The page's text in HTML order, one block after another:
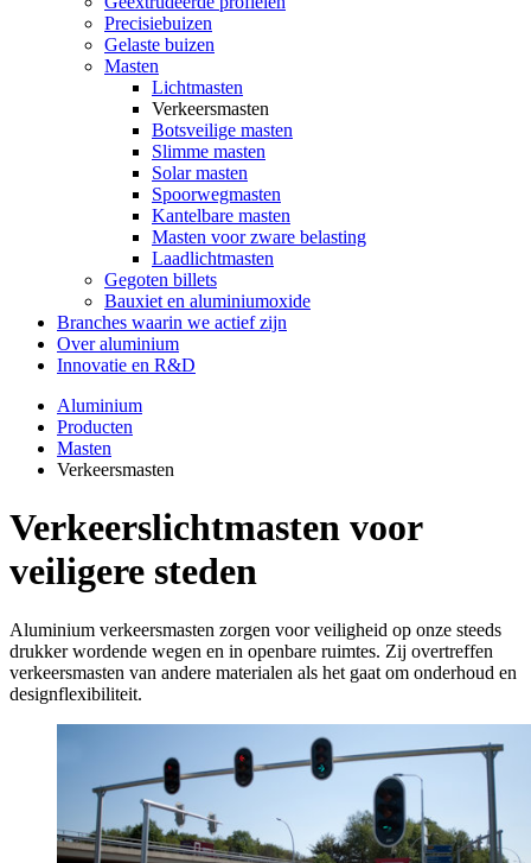
Precisiebuizen
Gelaste buizen
Masten
Lichtmasten
Verkeersmasten
Botsveilige masten
Slimme masten
Solar masten
Spoorwegmasten
Kantelbare masten
Masten voor zware belasting
Laadlichtmasten
Gegoten billets
Bauxiet en aluminiumoxide
Branches waarin we actief zijn
Over aluminium
Innovatie en R&D
Aluminium
Producten
Masten
Verkeersmasten
Verkeerslichtmasten voor
veiligere steden
Aluminium verkeersmasten zorgen voor veiligheid op onze steeds
drukker wordende wegen en in openbare ruimtes. Zij overtreffen
verkeersmasten van andere materialen als het gaat om onderhoud en
designflexibiliteit.